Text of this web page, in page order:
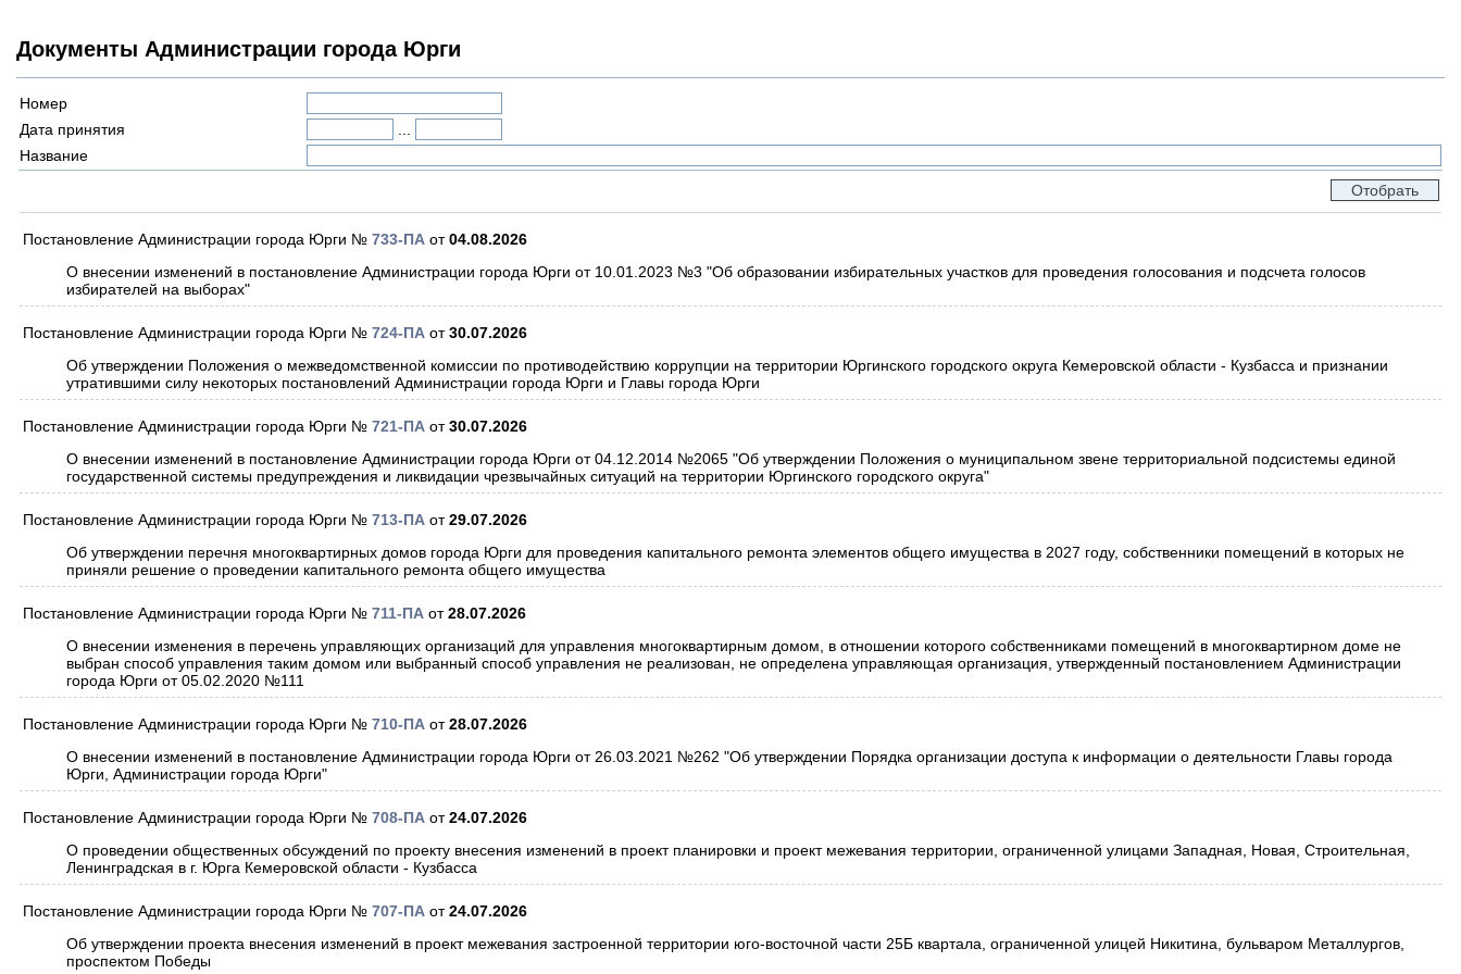
Документы Администрации города Юрги
Номер
Дата принятия
Название
Постановление Администрации города Юрги № 733-ПА от04.08.2026
О внесении изменений в постановление Администрации города Юрги от 10.01.2023 №3 "Об образовании избирательных участков для проведения голосования и подсчета голосов
избирателей на выборах"
Постановление Администрации города Юрги № 724-ПА от30.07.2026
Об утверждении Положения о межведомственной комиссии по противодействию коррупции на территории Юргинского городского округа Кемеровской области - Кузбасса и признании
утратившими силу некоторых постановлений Администрации города Юрги и Главы города Юрги
Постановление Администрации города Юрги № 721-ПА от30.07.2026
О внесении изменений в постановление Администрации города Юрги от 04.12.2014 №2065 "Об утверждении Положения о муниципальном звене территориальной подсистемы единой
государственной системы предупреждения и ликвидации чрезвычайных ситуаций на территории Юргинского городского округа"
Постановление Администрации города Юрги № 713-ПА от29.07.2026
Об утверждении перечня многоквартирных домов города Юрги для проведения капитального ремонта элементов общего имущества в 2027 году, собственники помещений в которых не
приняли решение о проведении капитального ремонта общего имущества
Постановление Администрации города Юрги № 711-ПА от28.07.2026
О внесении изменения в перечень управляющих организаций для управления многоквартирным домом, в отношении которого собственниками помещений в многоквартирном доме не
выбран способ управления таким домом или выбранный способ управления не реализован, не определена управляющая организация, утвержденный постановлением Администрации
города Юрги от 05.02.2020 №111
Постановление Администрации города Юрги № 710-ПА от28.07.2026
О внесении изменений в постановление Администрации города Юрги от 26.03.2021 №262 "Об утверждении Порядка организации доступа к информации о деятельности Главы города
Юрги, Администрации города Юрги"
Постановление Администрации города Юрги № 708-ПА от24.07.2026
О проведении общественных обсуждений по проекту внесения изменений в проект планировки и проект межевания территории, ограниченной улицами Западная, Новая, Строительная,
Ленинградская в г. Юрга Кемеровской области - Кузбасса
Постановление Администрации города Юрги № 707-ПА от24.07.2026
Об утверждении проекта внесения изменений в проект межевания застроенной территории юго-восточной части 25Б квартала, ограниченной улицей Никитина, бульваром Металлургов,
проспектом Победы